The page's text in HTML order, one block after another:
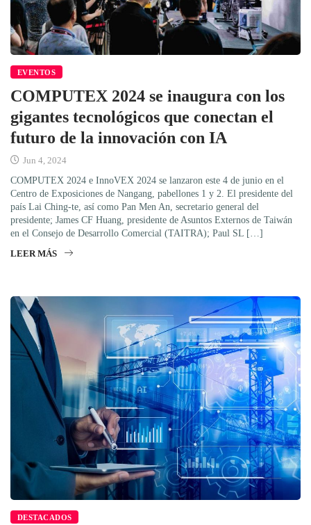
EVENTOS
COMPUTEX 2024 se inaugura con los
gigantes tecnológicos que conectan el
futuro de la innovación con IA
Jun 4, 2024
COMPUTEX 2024 e InnoVEX 2024 se lanzaron este 4 de junio en el
Centro de Exposiciones de Nangang, pabellones 1 y 2. El presidente del
país Lai Ching-te, así como Pan Men An, secretario general del
presidente; James CF Huang, presidente de Asuntos Externos de Taiwán
en el Consejo de Desarrollo Comercial (TAITRA); Paul SL […]
LEER MÁS
DESTACADOS